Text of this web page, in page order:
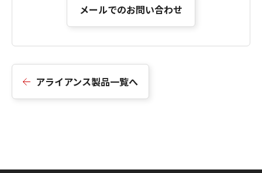
メールでのお問い合わせ
アライアンス製品一覧へ